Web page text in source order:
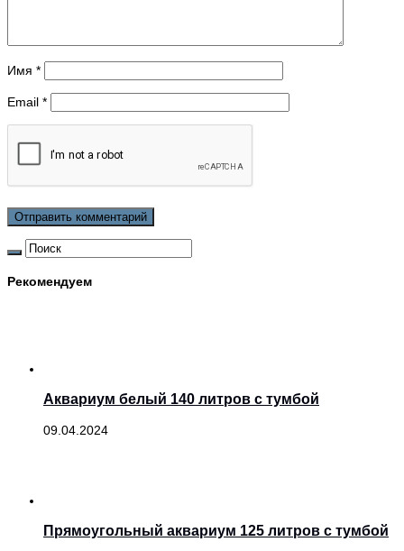
Имя *
Email *
Рекомендуем
Аквариум белый 140 литров с тумбой
09.04.2024
Прямоугольный аквариум 125 литров с тумбой